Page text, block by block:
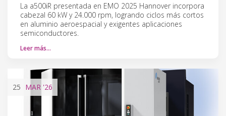
La a500iR presentada en EMO 2025 Hannover incorpora
cabezal 60 kW y 24.000 rpm, logrando ciclos más cortos
en aluminio aeroespacial y exigentes aplicaciones
semiconductores.
Leer más…
25 MAR '26